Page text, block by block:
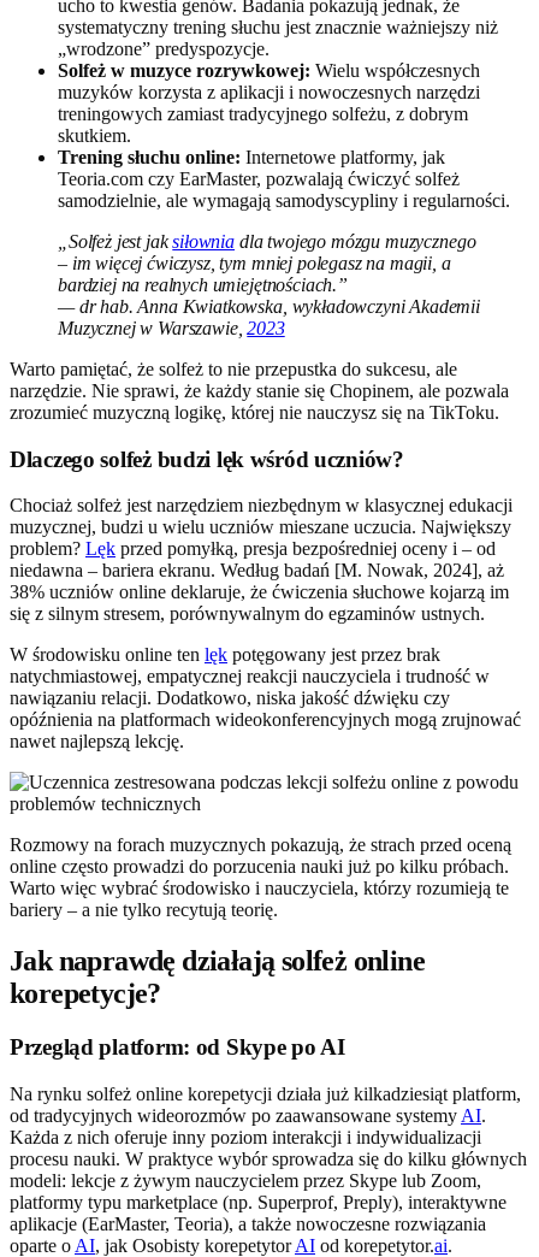
ucho to kwestia genów. Badania pokazują jednak, że
systematyczny trening słuchu jest znacznie ważniejszy niż
„wrodzone” predyspozycje.
Solfeż w muzyce rozrywkowej: Wielu współczesnych
muzyków korzysta z aplikacji i nowoczesnych narzędzi
treningowych zamiast tradycyjnego solfeżu, z dobrym
skutkiem.
Trening słuchu online: Internetowe platformy, jak
Teoria.com czy EarMaster, pozwalają ćwiczyć solfeż
samodzielnie, ale wymagają samodyscypliny i regularności.
„Solfeż jest jaksiłownia dla twojego mózgu muzycznego
– im więcej ćwiczysz, tym mniej polegasz na magii, a
bardziej na realnych umiejętnościach.”
— dr hab. Anna Kwiatkowska, wykładowczyni Akademii
Muzycznej w Warszawie,2023
Warto pamiętać, że solfeż to nie przepustka do sukcesu, ale
narzędzie. Nie sprawi, że każdy stanie się Chopinem, ale pozwala
zrozumieć muzyczną logikę, której nie nauczysz się na TikToku.
Dlaczego solfeż budzi lęk wśród uczniów?
Chociaż solfeż jest narzędziem niezbędnym w klasycznej edukacji
muzycznej, budzi u wielu uczniów mieszane uczucia. Największy
problem? Lęk przed pomyłką, presja bezpośredniej oceny i – od
niedawna – bariera ekranu. Według badań [M. Nowak, 2024], aż
38% uczniów online deklaruje, że ćwiczenia słuchowe kojarzą im
się z silnym stresem, porównywalnym do egzaminów ustnych.
W środowisku online ten lęk potęgowany jest przez brak
natychmiastowej, empatycznej reakcji nauczyciela i trudność w
nawiązaniu relacji. Dodatkowo, niska jakość dźwięku czy
opóźnienia na platformach wideokonferencyjnych mogą zrujnować
nawet najlepszą lekcję.
Rozmowy na forach muzycznych pokazują, że strach przed oceną
online często prowadzi do porzucenia nauki już po kilku próbach.
Warto więc wybrać środowisko i nauczyciela, którzy rozumieją te
bariery – a nie tylko recytują teorię.
Jak naprawdę działają solfeż online
korepetycje?
Przegląd platform: od Skype po AI
Na rynku solfeż online korepetycji działa już kilkadziesiąt platform,
od tradycyjnych wideorozmów po zaawansowane systemy AI.
Każda z nich oferuje inny poziom interakcji i indywidualizacji
procesu nauki. W praktyce wybór sprowadza się do kilku głównych
modeli: lekcje z żywym nauczycielem przez Skype lub Zoom,
platformy typu marketplace (np. Superprof, Preply), interaktywne
aplikacje (EarMaster, Teoria), a także nowoczesne rozwiązania
oparte o AI, jak Osobisty korepetytorAI od korepetytor.ai.